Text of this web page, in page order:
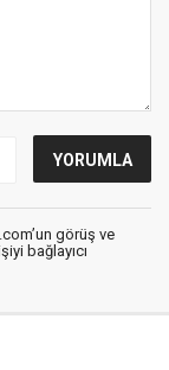
görüş ve
bağlayıcı